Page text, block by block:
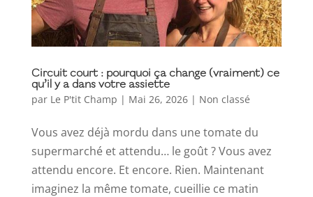
Circuit court : pourquoi ça change (vraiment) ce
qu’il y a dans votre assiette
par Le P'tit Champ | Mai 26, 2026| Non classé
Vous avez déjà mordu dans une tomate du
supermarché et attendu… le goût ? Vous avez
attendu encore. Et encore. Rien. Maintenant
imaginez la même tomate, cueillie ce matin